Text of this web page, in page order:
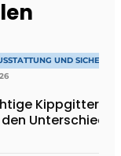
UND
Kippgitter
Unterschied